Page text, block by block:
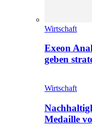
Wirtschaft
Exeon
geben
Wirtschaft
Medaille